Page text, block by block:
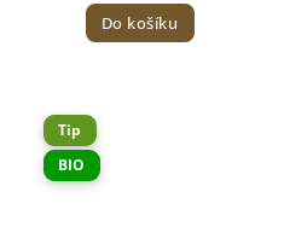
Do košíku
Tip
BIO